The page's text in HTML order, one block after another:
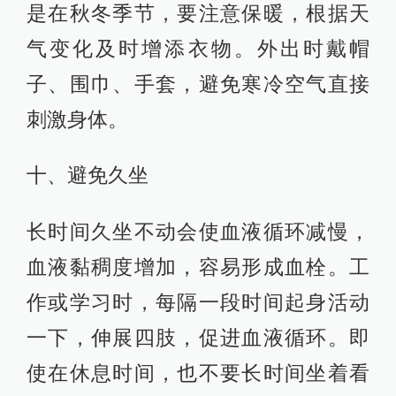
是在秋冬季节，要注意保暖，根据天
气变化及时增添衣物。外出时戴帽
子、围巾、手套，避免寒冷空气直接
刺激身体。
十、避免久坐
长时间久坐不动会使血液循环减慢，
血液黏稠度增加，容易形成血栓。工
作或学习时，每隔一段时间起身活动
一下，伸展四肢，促进血液循环。即
使在休息时间，也不要长时间坐着看